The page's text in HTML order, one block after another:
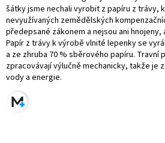
šátky jsme nechali vyrobit z papíru z trávy,
nevyužívaných zemědělských
předepsané zákonem a nejsou ani
Papír z trávy k výrobě vlnité lepenky se
a ze zhruba 70 % sběrového papíru.
zpracovávají výlučně mechanicky, takže je
vody a energie.